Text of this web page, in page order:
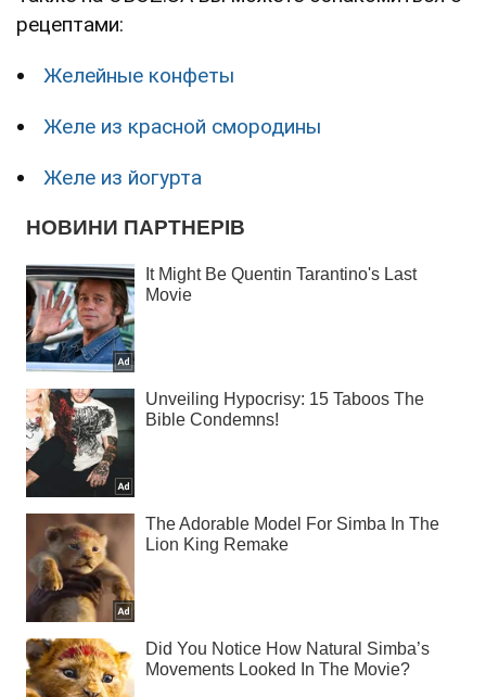
рецептами:
Желейные конфеты
Желе из красной смородины
Желе из йогурта